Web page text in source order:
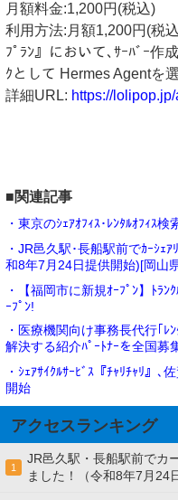
月額料金:1,200円(税込)
利用方法:月額1,200円(税
ﾌﾟﾗﾝ』において､ｻｰﾊﾞｰ作
ｸとして Hermes Agentを
詳細URL: https://
(坂土
■関連記事
・東京のｼｪｱｵﾌｨｽ･ﾚﾝﾀﾙｵﾌｨｽ
・JR邑久駅･長船駅前でｶｰｼｪ
和8年7月24日提供開始)[岡山
・【福岡市に新規ｵｰﾌﾟﾝ】ﾄﾗ
ｰﾌﾟﾝ!
・医療機関向け事務長代行｢ﾚ
解決する紹介ﾊﾟｰﾄﾅｰを全国募
・ｼｪｱｻｲｸﾙｻｰﾋﾞｽ『ﾁｬﾘﾁｬﾘ』､
開始
アクセスランキング
1
JR邑久駅・長船駅前でカ
ました！（令和8年7月24